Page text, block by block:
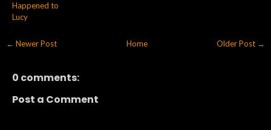
Happened to
Lucy
← Newer Post Older Post →
Home
0 comments:
Post a Comment